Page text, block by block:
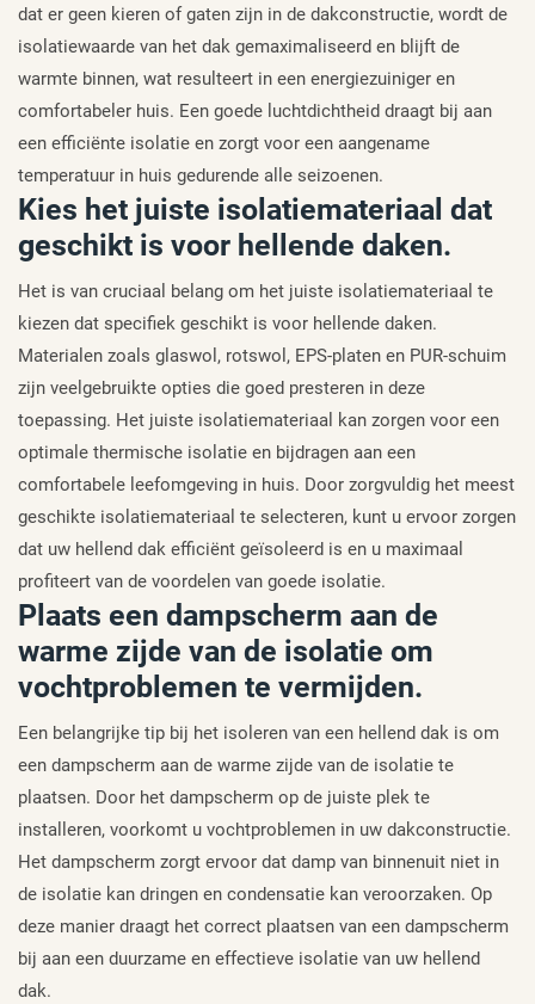
dat er geen kieren of gaten zijn in de dakconstructie, wordt de
isolatiewaarde van het dak gemaximaliseerd en blijft de
warmte binnen, wat resulteert in een energiezuiniger en
comfortabeler huis. Een goede luchtdichtheid draagt bij aan
een efficiënte isolatie en zorgt voor een aangename
temperatuur in huis gedurende alle seizoenen.
Kies het juiste isolatiemateriaal dat
geschikt is voor hellende daken.
Het is van cruciaal belang om het juiste isolatiemateriaal te
kiezen dat specifiek geschikt is voor hellende daken.
Materialen zoals glaswol, rotswol, EPS-platen en PUR-schuim
zijn veelgebruikte opties die goed presteren in deze
toepassing. Het juiste isolatiemateriaal kan zorgen voor een
optimale thermische isolatie en bijdragen aan een
comfortabele leefomgeving in huis. Door zorgvuldig het meest
geschikte isolatiemateriaal te selecteren, kunt u ervoor zorgen
dat uw hellend dak efficiënt geïsoleerd is en u maximaal
profiteert van de voordelen van goede isolatie.
Plaats een dampscherm aan de
warme zijde van de isolatie om
vochtproblemen te vermijden.
Een belangrijke tip bij het isoleren van een hellend dak is om
een dampscherm aan de warme zijde van de isolatie te
plaatsen. Door het dampscherm op de juiste plek te
installeren, voorkomt u vochtproblemen in uw dakconstructie.
Het dampscherm zorgt ervoor dat damp van binnenuit niet in
de isolatie kan dringen en condensatie kan veroorzaken. Op
deze manier draagt het correct plaatsen van een dampscherm
bij aan een duurzame en effectieve isolatie van uw hellend
dak.